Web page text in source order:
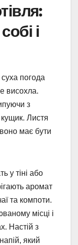
і
погода
висохла.
з
Листя
має бути
у тіні або
аромат
та компоти.
місці і
Настій з
який